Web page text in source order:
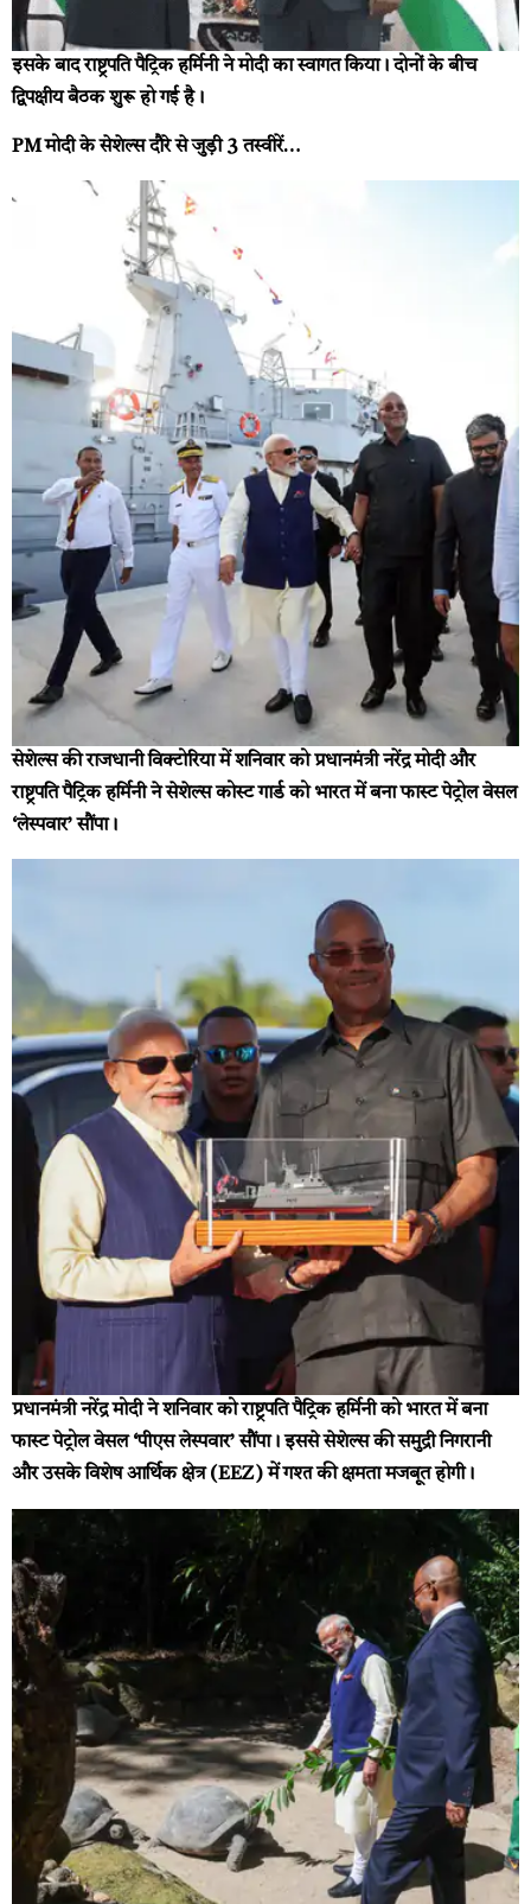
इसके बाद राष्ट्रपति पैट्रिक हर्मिनी ने मोदी का स्वागत किया। दोनों के बीच
द्विपक्षीय बैठक शुरू हो गई है।
PM मोदी के सेशेल्स दौरे से जुड़ी 3 तस्वीरें…
सेशेल्स की राजधानी विक्टोरिया में शनिवार को प्रधानमंत्री नरेंद्र मोदी और
राष्ट्रपति पैट्रिक हर्मिनी ने सेशेल्स कोस्ट गार्ड को भारत में बना फास्ट पेट्रोल वेसल
‘लेस्पवार’ सौंपा।
प्रधानमंत्री नरेंद्र मोदी ने शनिवार को राष्ट्रपति पैट्रिक हर्मिनी को भारत में बना
फास्ट पेट्रोल वेसल ‘पीएस लेस्पवार’ सौंपा। इससे सेशेल्स की समुद्री निगरानी
और उसके विशेष आर्थिक क्षेत्र (EEZ) में गश्त की क्षमता मजबूत होगी।